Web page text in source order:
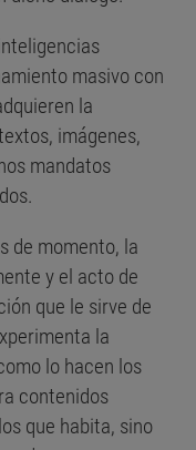
masivo con
la
imágenes,
mandatos
de momento, la
y el acto de
que le sirve de
la
lo hacen los
contenidos
que habita, sino